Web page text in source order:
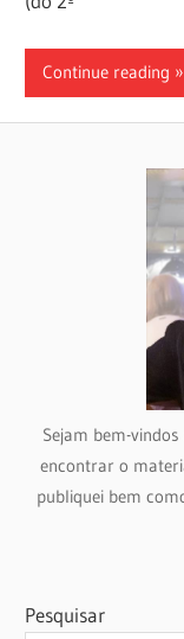
Continue reading
Sejam bem-
encontrar o
publiquei bem
Pesquisar